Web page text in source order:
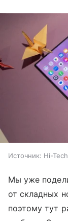
Источник: Hi-
Мы уже
от складных
поэтому тут